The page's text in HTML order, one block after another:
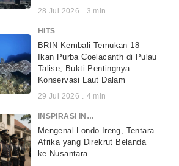
28 Jul 2026 . 3 min
HITS
BRIN Kembali Temukan 18
Ikan Purba Coelacanth di Pulau
Talise, Bukti Pentingnya
Konservasi Laut Dalam
29 Jul 2026 . 4 min
INSPIRASI INDONESIA
Mengenal Londo Ireng, Tentara
Afrika yang Direkrut Belanda
ke Nusantara